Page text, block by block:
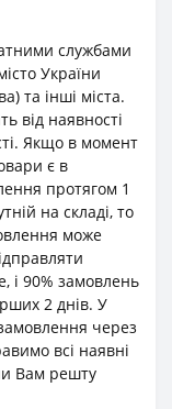
службами
України
та інші міста.
від наявності
Якщо в момент
є в
протягом 1
на складі, то
може
і 90% замовлень
2 днів. У
через
всі наявні
Вам решту